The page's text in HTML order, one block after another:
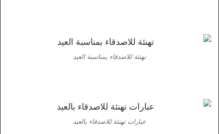
تهنئة للاصدقاء بمناسبة العيد
عبارات تهنئة للاصدقاء بالعيد